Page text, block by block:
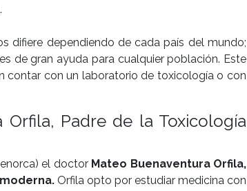
difiere dependiendo de cada país del mundo;
de gran ayuda para cualquier población. Este
con un laboratorio de toxicología o con
Padre de la Toxicología
el doctor Mateo Buenaventura Orfila,
Orfila opto por estudiar medicina con